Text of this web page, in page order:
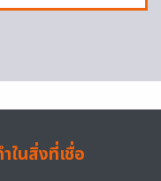
ในสิ่งที่เชื่อ